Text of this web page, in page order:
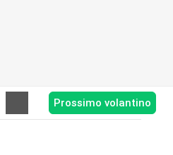
Prossimo volantino